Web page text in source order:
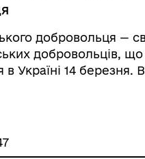
добровольця —
добровольців, що
в Україні 14 березня.
добровольч ...